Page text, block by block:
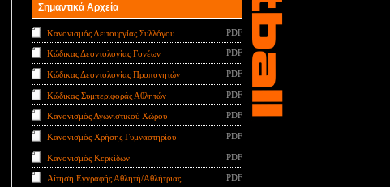
Σημαντικά Αρχεία
Κανονισμός Λειτουργίας Συλλόγου PDF
Κώδικας Δεοντολογίας Γονέων PDF
Κώδικας Δεοντολογίας Προπονητών PDF
Κώδικας Συμπεριφοράς Αθλητών PDF
Κανονισμός Αγωνιστικού Χώρου PDF
Κανονισμός Χρήσης Γυμναστηρίου PDF
Κανονισμός Κερκίδων PDF
Αίτηση Εγγραφής Αθλητή/Αθλήτριας PDF